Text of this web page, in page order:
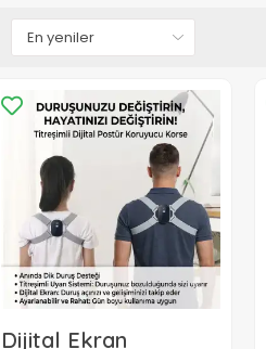
Dijital Ekran